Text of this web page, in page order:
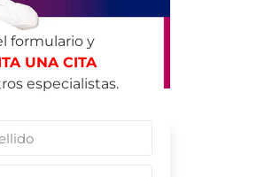
formulario y
UNA CITA
especialistas.